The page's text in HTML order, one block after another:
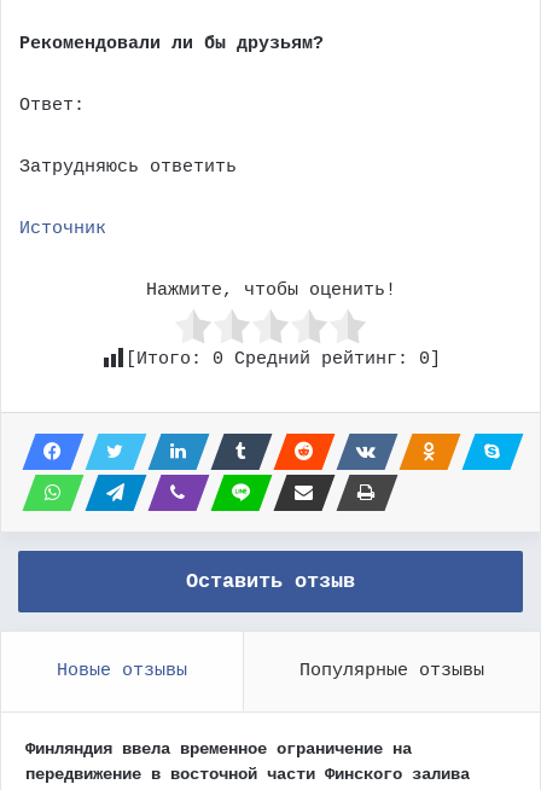
Рекомендовали ли бы друзьям?
Ответ:
Затрудняюсь ответить
Источник
Нажмите, чтобы оценить!
[Итого: 0 Средний рейтинг: 0
Оставить отзыв
Новые отзывы Популярные отзывы
Финляндия ввела временное ограничение на
передвижение в восточной части Финского залива